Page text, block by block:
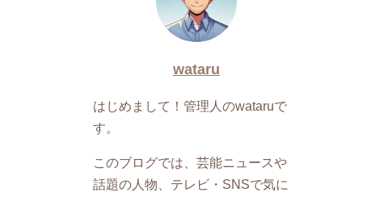
wataru
はじめまして！管理人のwataruで
す。
このブログでは、芸能ニュースや
話題の人物、テレビ・SNSで気に